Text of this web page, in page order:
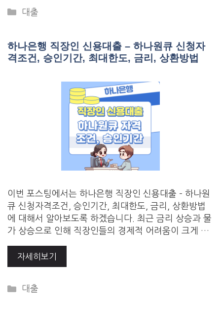
Categories
대출
하나은행 직장인 신용대출 – 하나원큐 신청자
격조건, 승인기간, 최대한도, 금리, 상환방법
이번 포스팅에서는 하나은행 직장인 신용대출 – 하나원
큐 신청자격조건, 승인기간, 최대한도, 금리, 상환방법
에 대해서 알아보도록 하겠습니다. 최근 금리 상승과 물
가 상승으로 인해 직장인들의 경제적 어려움이 크게 …
자세히보기
Categories
대출